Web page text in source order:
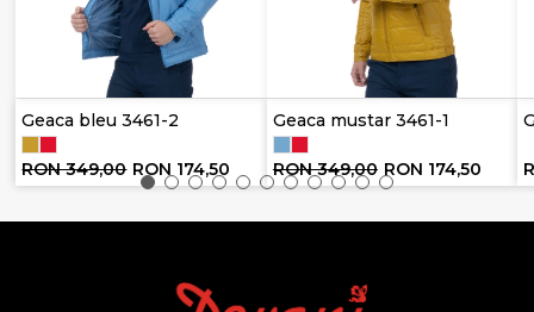
Geaca bleu 3461-2
RON 349,00 RON 174,50
Geaca mustar 3461-1
RON 349,00 RON 174,50